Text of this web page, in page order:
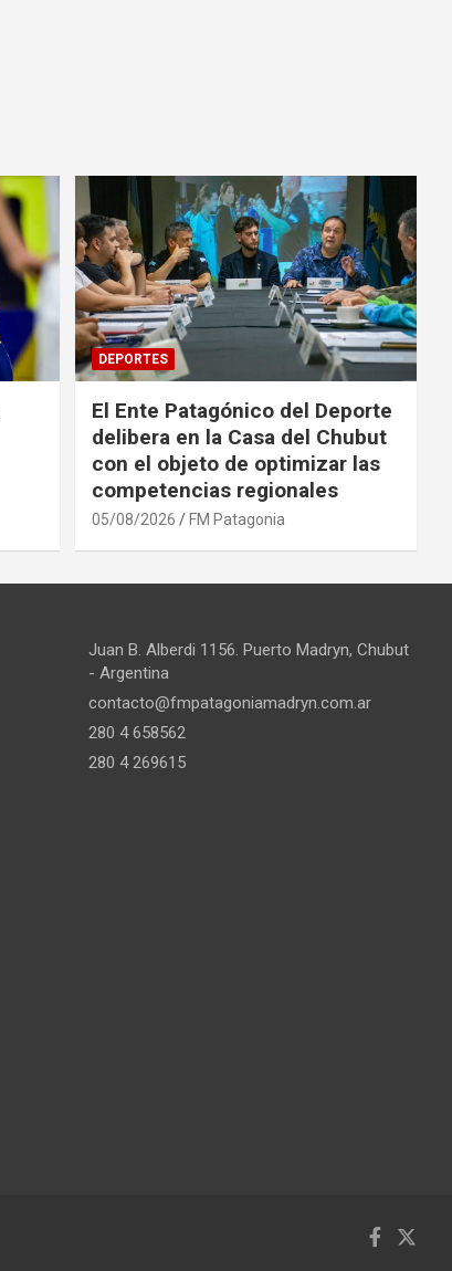
DEPORTES
El Ente Patagónico del Deporte
delibera en la Casa del Chubut
con el objeto de optimizar las
competencias regionales
05/08/2026 FM Patagonia
Juan B. Alberdi 1156. Puerto Madryn, Chubut
- Argentina
contacto@fmpatagoniamadryn.com.ar
280 4 658562
280 4 269615